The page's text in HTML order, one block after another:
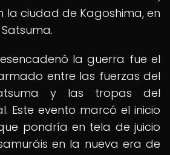
la ciudad de Kagoshima, en
la guerra fue el
entre las fuerzas del
y las tropas del
Este evento marcó el inicio
pondría en tela de juicio
en la nueva era de